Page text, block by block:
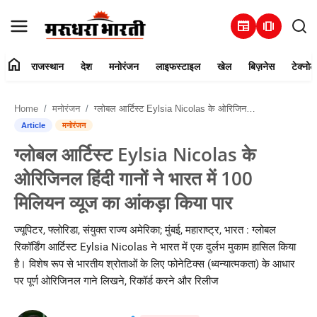
newspaper amp_stories
संपर्क करें
राजस्थान
देश
मनोरंजन
लाइफस्टाइल
home राजस्थान देश मनोरंजन लाइफस्टाइल खेल बिज़नेस
Home मनोरंजन ग्लोबल आर्टिस्ट Eylsia Nicolas के ओरिजिनल हिंदी गानों ने भारत में 100 मिलियन व्यूज का आंकड़ा किया पार
Article मनोरंजन
ग्लोबल आर्टिस्ट Eylsia Nicolas के
ओरिजिनल हिंदी गानों ने भारत में 100
मिलियन व्यूज का आंकड़ा किया पार
ज्यूपिटर, फ्लोरिडा, संयुक्त राज्य अमेरिका; मुंबई, महाराष्ट्र, भारत : ग्लोबल
रिकॉर्डिंग आर्टिस्ट Eylsia Nicolas ने भारत में एक दुर्लभ मुकाम हासिल किया
है। विशेष रूप से भारतीय श्रोताओं के लिए फोनेटिक्स (ध्वन्यात्मकता) के आधार
पर पूर्ण ओरिजिनल गाने लिखने, रिकॉर्ड करने और रिलीज